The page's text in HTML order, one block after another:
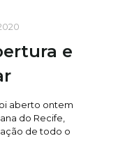
e
aberto ontem
do Recife,
de todo o